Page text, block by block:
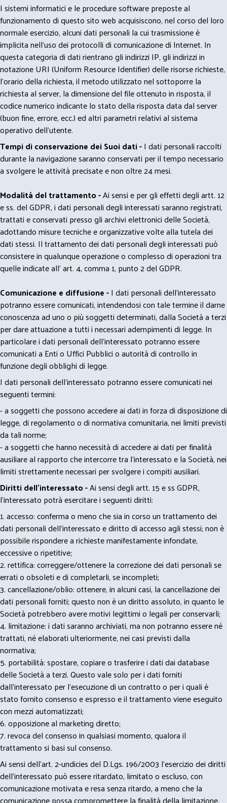
I sistemi informatici e le procedure software preposte al
funzionamento di questo sito web acquisiscono, nel corso del loro
normale esercizio, alcuni dati personali la cui trasmissione è
implicita nell'uso dei protocolli di comunicazione di Internet. In
questa categoria di dati rientrano gli indirizzi IP, gli indirizzi in
notazione URI (Uniform Resource Identifier) delle risorse richieste,
l'orario della richiesta, il metodo utilizzato nel sottoporre la
richiesta al server, la dimensione del file ottenuto in risposta, il
codice numerico indicante lo stato della risposta data dal server
(buon fine, errore, ecc.) ed altri parametri relativi al sistema
operativo dell'utente.
Tempi di conservazione dei Suoi dati -I dati personali raccolti
durante la navigazione saranno conservati per il tempo necessario
a svolgere le attività precisate e non oltre 24 mesi.
Modalità del trattamento -Ai sensi e per gli effetti degli artt. 12
e ss. del GDPR, i dati personali degli interessati saranno registrati,
trattati e conservati presso gli archivi elettronici delle Società,
adottando misure tecniche e organizzative volte alla tutela dei
dati stessi. Il trattamento dei dati personali degli interessati può
consistere in qualunque operazione o complesso di operazioni tra
quelle indicate all' art. 4, comma 1, punto 2 del GDPR.
Comunicazione e diffusione -I dati personali dell’interessato
potranno essere comunicati, intendendosi con tale termine il darne
conoscenza ad uno o più soggetti determinati, dalla Società a terzi
per dare attuazione a tutti i necessari adempimenti di legge. In
particolare i dati personali dell’interessato potranno essere
comunicati a Enti o Uffici Pubblici o autorità di controllo in
funzione degli obblighi di legge.
I dati personali dell’interessato potranno essere comunicati nei
seguenti termini:
- a soggetti che possono accedere ai dati in forza di disposizione di
legge, di regolamento o di normativa comunitaria, nei limiti previsti
da tali norme;
- a soggetti che hanno necessità di accedere ai dati per finalità
ausiliare al rapporto che intercorre tra l’interessato e la Società, nei
limiti strettamente necessari per svolgere i compiti ausiliari.
Diritti dell’interessato -Ai sensi degli artt. 15 e ss GDPR,
l’interessato potrà esercitare i seguenti diritti:
1. accesso: conferma o meno che sia in corso un trattamento dei
dati personali dell’interessato e diritto di accesso agli stessi; non è
possibile rispondere a richieste manifestamente infondate,
eccessive o ripetitive;
2. rettifica: correggere/ottenere la correzione dei dati personali se
errati o obsoleti e di completarli, se incompleti;
3. cancellazione/oblio: ottenere, in alcuni casi, la cancellazione dei
dati personali forniti; questo non è un diritto assoluto, in quanto le
Società potrebbero avere motivi legittimi o legali per conservarli;
4. limitazione: i dati saranno archiviati, ma non potranno essere né
trattati, né elaborati ulteriormente, nei casi previsti dalla
normativa;
5. portabilità: spostare, copiare o trasferire i dati dai database
delle Società a terzi. Questo vale solo per i dati forniti
dall’interessato per l’esecuzione di un contratto o per i quali è
stato fornito consenso e espresso e il trattamento viene eseguito
con mezzi automatizzati;
6. opposizione al marketing diretto;
7. revoca del consenso in qualsiasi momento, qualora il
trattamento si basi sul consenso.
Ai sensi dell’art. 2-undicies del D.Lgs. 196/2003 l’esercizio dei diritti
dell’interessato può essere ritardato, limitato o escluso, con
comunicazione motivata e resa senza ritardo, a meno che la